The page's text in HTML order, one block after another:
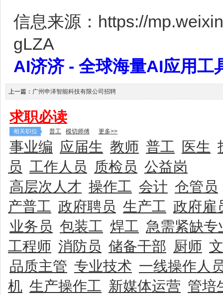
信息来源：https://
gLZA
AI济济 - 全球海量AI应用
上一篇： 广州申泽智能科技有限公司招聘
求职必读
相关职位 普工 模切师傅 更多>>
事业编 应届生 教师 普工 医生
员 工作人员 质检员 公益岗
高层次人才 操作工 会计 仓管员
产普工 政府聘员 生产工 政府雇
业务员 包装工 焊工 急需紧缺专
工程师 消防员 储备干部 厨师
品质主管 专业技术 一线操作人
机 生产操作工 新媒体运营 管培